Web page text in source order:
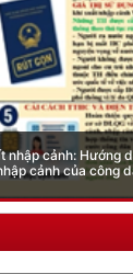
cảnh: Hướng
cảnh của công